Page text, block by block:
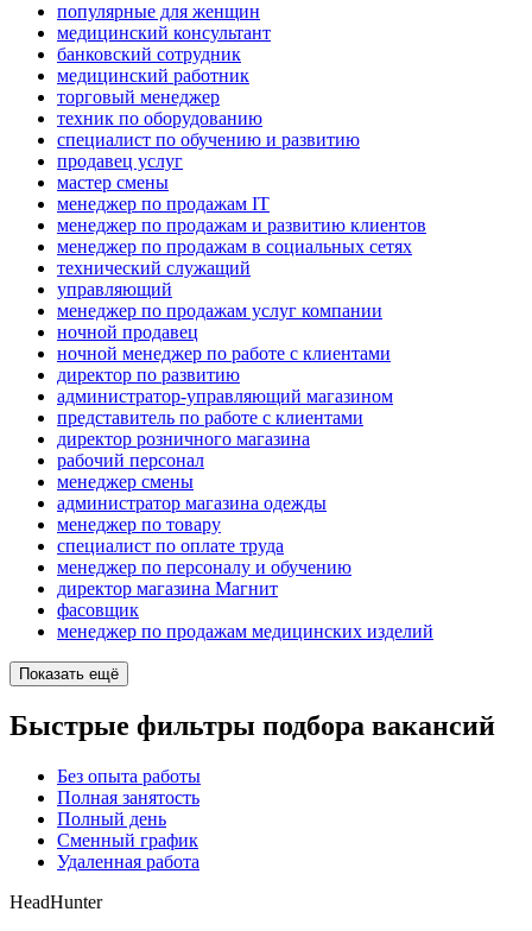
популярные для женщин
медицинский консультант
банковский сотрудник
медицинский работник
торговый менеджер
техник по оборудованию
специалист по обучению и развитию
продавец услуг
мастер смены
менеджер по продажам IT
менеджер по продажам и развитию клиентов
менеджер по продажам в социальных сетях
технический служащий
управляющий
менеджер по продажам услуг компании
ночной продавец
ночной менеджер по работе с клиентами
директор по развитию
администратор-управляющий магазином
представитель по работе с клиентами
директор розничного магазина
рабочий персонал
менеджер смены
администратор магазина одежды
менеджер по товару
специалист по оплате труда
менеджер по персоналу и обучению
директор магазина Магнит
фасовщик
менеджер по продажам медицинских изделий
Показать ещё
Быстрые фильтры подбора вакансий
Без опыта работы
Полная занятость
Полный день
Сменный график
Удаленная работа
HeadHunter